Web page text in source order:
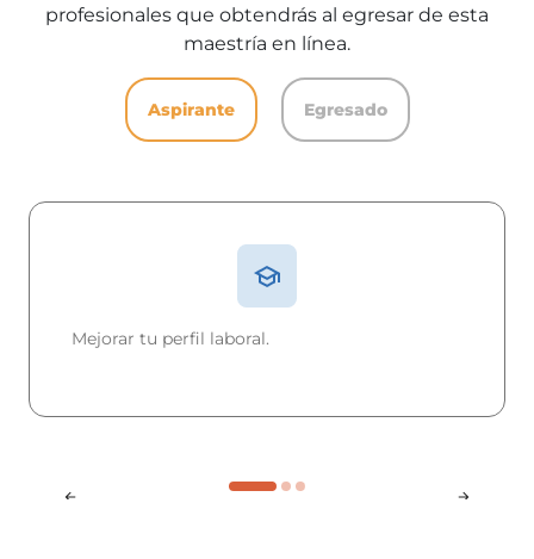
profesionales que obtendrás al egresar de esta
maestría en línea.
Aspirante Egresado
Mejorar tu perfil laboral.